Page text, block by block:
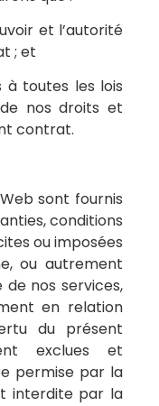
et l’autorité
; et
à toutes les lois
nos droits et
contrat.
sont fournis
conditions
ou imposées
ou autrement
nos services,
en relation
du présent
exclues et
permise par la
interdite par la